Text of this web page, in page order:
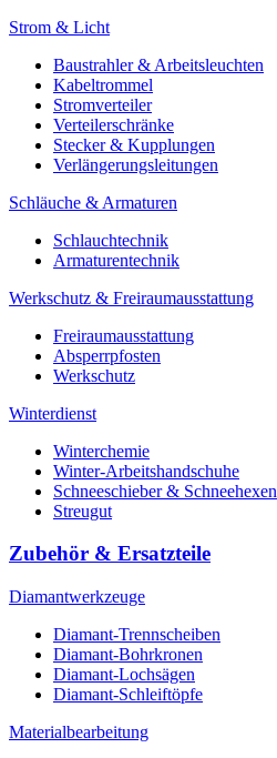
Strom & Licht
Baustrahler & Arbeitsleuchten
Kabeltrommel
Stromverteiler
Verteilerschränke
Stecker & Kupplungen
Verlängerungs­leitungen
Schläuche & Armaturen
Schlauchtechnik
Armaturentechnik
Werkschutz & Freiraumausstattung
Freiraumausstattung
Absperrpfosten
Werkschutz
Winterdienst
Winterchemie
Winter-Arbeitshandschuhe
Schneeschieber & Schneehexen
Streugut
Zubehör & Ersatzteile
Diamantwerkzeuge
Diamant-Trennscheiben
Diamant-Bohrkronen
Diamant-Lochsägen
Diamant-Schleiftöpfe
Materialbearbeitung